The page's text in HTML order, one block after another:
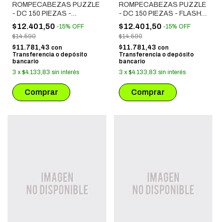
ROMPECABEZAS PUZZLE
- DC 150 PIEZAS -
BATMAN Y VILLANOS
$12.401,50 -15% OFF
$14.590
$11.781,43 con
Transferencia o depósito
bancario
3 x $4.133,83 sin interés
ROMPECABEZAS PUZZLE
- DC 150 PIEZAS - FLASH
(MODELO 3)
$12.401,50 -15% OFF
$14.590
$11.781,43 con
Transferencia o depósito
bancario
3 x $4.133,83 sin interés